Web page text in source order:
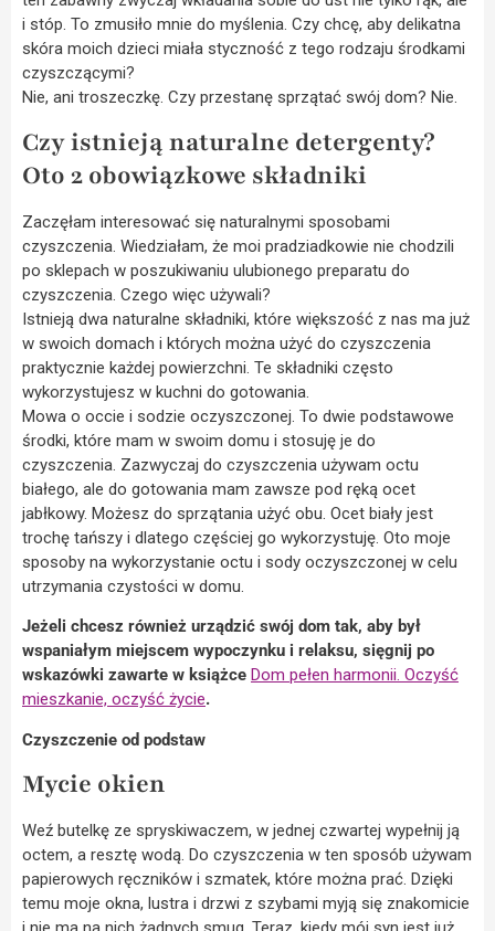
i stóp. To zmusiło mnie do myślenia. Czy chcę, aby delikatna
skóra moich dzieci miała styczność z tego rodzaju środkami
czyszczącymi?
Nie, ani troszeczkę. Czy przestanę sprzątać swój dom? Nie.
Czy istnieją naturalne detergenty?
Oto 2 obowiązkowe składniki
Zaczęłam interesować się naturalnymi sposobami
czyszczenia. Wiedziałam, że moi pradziadkowie nie chodzili
po sklepach w poszukiwaniu ulubionego preparatu do
czyszczenia. Czego więc używali?
Istnieją dwa naturalne składniki, które większość z nas ma już
w swoich domach i których można użyć do czyszczenia
praktycznie każdej powierzchni. Te składniki często
wykorzystujesz w kuchni do gotowania.
Mowa o occie i sodzie oczyszczonej. To dwie podstawowe
środki, które mam w swoim domu i stosuję je do
czyszczenia. Zazwyczaj do czyszczenia używam octu
białego, ale do gotowania mam zawsze pod ręką ocet
jabłkowy. Możesz do sprzątania użyć obu. Ocet biały jest
trochę tańszy i dlatego częściej go wykorzystuję. Oto moje
sposoby na wykorzystanie octu i sody oczyszczonej w celu
utrzymania czystości w domu.
Jeżeli chcesz również urządzić swój dom tak, aby był
wspaniałym miejscem wypoczynku i relaksu, sięgnij po
wskazówki zawarte w książce Dom pełen harmonii. Oczyść
mieszkanie, oczyść życie.
Czyszczenie od podstaw
Mycie okien
Weź butelkę ze spryskiwaczem, w jednej czwartej wypełnij ją
octem, a resztę wodą. Do czyszczenia w ten sposób używam
papierowych ręczników i szmatek, które można prać. Dzięki
temu moje okna, lustra i drzwi z szybami myją się znakomicie